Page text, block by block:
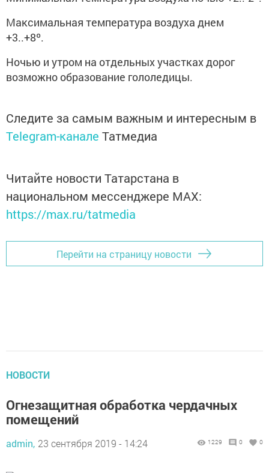
Максимальная температура воздуха днем
+3..+8º.
Ночью и утром на отдельных участках дорог
возможно образование гололедицы.
Следите за самым важным и интересным в
Telegram-канале Татмедиа
Читайте новости Татарстана в
национальном мессенджере MАХ:
https://max.ru/tatmedia
Перейти на страницу новости
НОВОСТИ
Огнезащитная обработка чердачных
помещений
admin, 23 сентября 2019 - 14:24 1229 0 0